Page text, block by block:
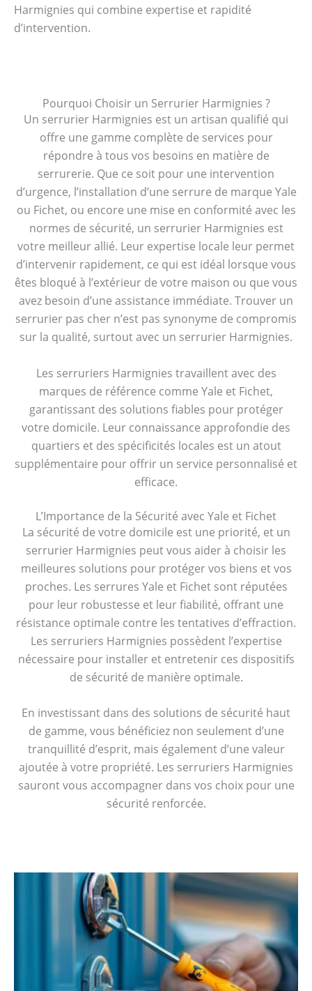
Harmignies qui combine expertise et rapidité
d’intervention.
Pourquoi Choisir un Serrurier Harmignies ?
Un serrurier Harmignies est un artisan qualifié qui
offre une gamme complète de services pour
répondre à tous vos besoins en matière de
serrurerie. Que ce soit pour une intervention
d’urgence, l’installation d’une serrure de marque Yale
ou Fichet, ou encore une mise en conformité avec les
normes de sécurité, un serrurier Harmignies est
votre meilleur allié. Leur expertise locale leur permet
d’intervenir rapidement, ce qui est idéal lorsque vous
êtes bloqué à l’extérieur de votre maison ou que vous
avez besoin d’une assistance immédiate. Trouver un
serrurier pas cher n’est pas synonyme de compromis
sur la qualité, surtout avec un serrurier Harmignies.
Les serruriers Harmignies travaillent avec des
marques de référence comme Yale et Fichet,
garantissant des solutions fiables pour protéger
votre domicile. Leur connaissance approfondie des
quartiers et des spécificités locales est un atout
supplémentaire pour offrir un service personnalisé et
efficace.
L’Importance de la Sécurité avec Yale et Fichet
La sécurité de votre domicile est une priorité, et un
serrurier Harmignies peut vous aider à choisir les
meilleures solutions pour protéger vos biens et vos
proches. Les serrures Yale et Fichet sont réputées
pour leur robustesse et leur fiabilité, offrant une
résistance optimale contre les tentatives d’effraction.
Les serruriers Harmignies possèdent l’expertise
nécessaire pour installer et entretenir ces dispositifs
de sécurité de manière optimale.
En investissant dans des solutions de sécurité haut
de gamme, vous bénéficiez non seulement d’une
tranquillité d’esprit, mais également d’une valeur
ajoutée à votre propriété. Les serruriers Harmignies
sauront vous accompagner dans vos choix pour une
sécurité renforcée.